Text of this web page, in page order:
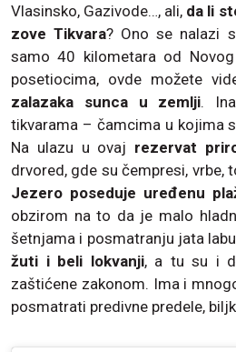
Vlasinsko, Gazivode…, ali, da li
zove Tikvara? Ono se nalazi
samo 40 kilometara od
posetiocima, ovde možete
zalazaka sunca u zemlji.
tikvarama – čamcima u kojima
Na ulazu u ovaj rezervat
drvored, gde su čempresi, vrbe,
Jezero poseduje uređenu
obzirom na to da je malo
šetnjama i posmatranju jata
žuti i beli lokvanji, a tu su i
zaštićene zakonom. Ima i
posmatrati predivne predele,